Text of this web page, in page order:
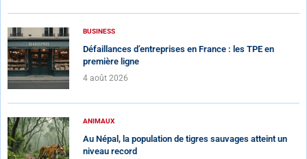
BUSINESS
Défaillances d’entreprises en France : les TPE en
première ligne
4 août 2026
ANIMAUX
Au Népal, la population de tigres sauvages atteint un
niveau record